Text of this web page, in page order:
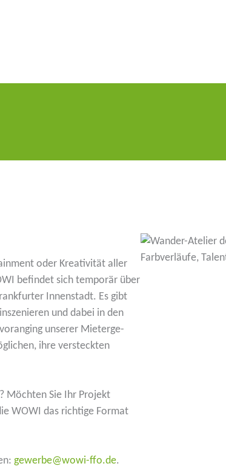
oder Kreati­vität aller
befindet sich temporär über
Innen­stadt. Es gibt
und dabei in den
unserer Mieter­ge­
ihre versteckten
Möchten Sie Ihr Projekt
WOWI das richtige Format
gewerbe@wowi-ffo.de.